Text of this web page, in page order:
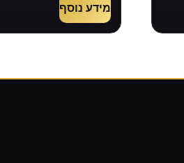
מידע נוסף